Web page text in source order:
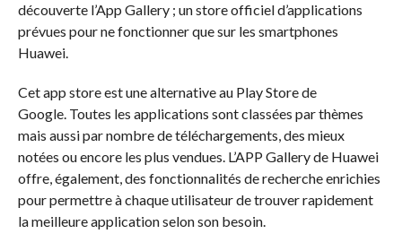
découverte l’App Gallery ; un store officiel d’applications
prévues pour ne fonctionner que sur les smartphones
Huawei.
Cet app store est une alternative au Play Store de
Google. Toutes les applications sont classées par thèmes
mais aussi par nombre de téléchargements, des mieux
notées ou encore les plus vendues. L’APP Gallery de Huawei
offre, également, des fonctionnalités de recherche enrichies
pour permettre à chaque utilisateur de trouver rapidement
la meilleure application selon son besoin.